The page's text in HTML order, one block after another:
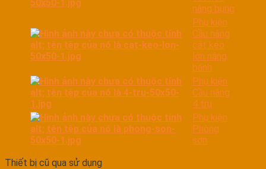
nâng bụng
Phụ kiện
Cầu nâng
cắt kéo
lớn nâng
bánh
Phụ kiện
Cầu nâng
4 trụ
Phụ kiện
Phòng
sơn
Thiết bị cũ qua sử dụng